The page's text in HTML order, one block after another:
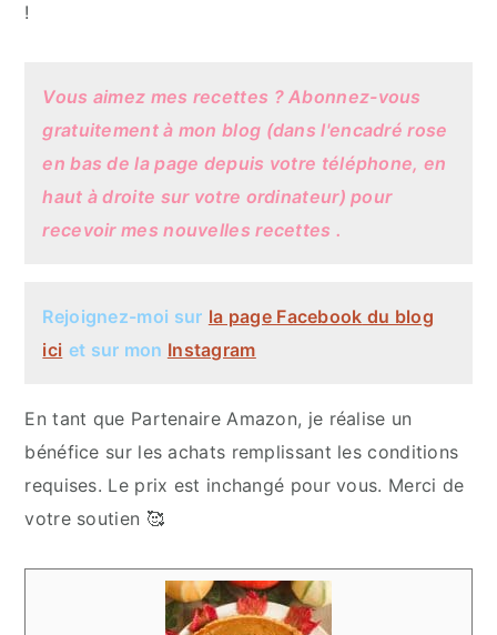
!
Vous aimez mes recettes ? Abonnez-vous
gratuitement à mon blog (dans l'encadré rose
en bas de la page depuis votre téléphone, en
haut à droite sur votre ordinateur) pour
recevoir mes nouvelles recettes .
Rejoignez-moi sur la page Facebook du blog
ici et sur mon Instagram
En tant que Partenaire Amazon, je réalise un
bénéfice sur les achats remplissant les conditions
requises. Le prix est inchangé pour vous. Merci de
votre soutien 🥰